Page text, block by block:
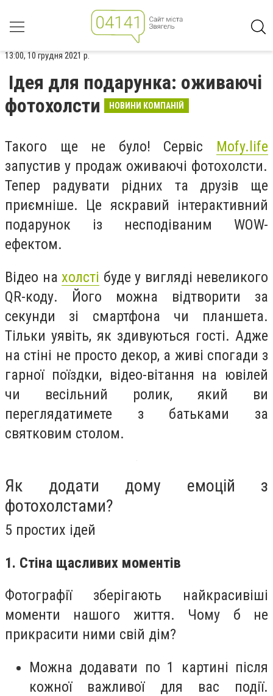
13:00, 10 грудня 2021 р.
Ідея для подарунка: оживаючі
фотохолсти
НОВИНИ КОМПАНІЙ
Такого ще не було! Сервіс Mofy.life
запустив у продаж оживаючі фотохолсти.
Тепер радувати рідних та друзів ще
приємніше. Це яскравий інтерактивний
подарунок із несподіваним WOW-
ефектом.
Відео на холсті буде у вигляді невеликого
QR-коду. Його можна відтворити за
секунди зі смартфона чи планшета.
Тільки уявіть, як здивуються гості. Адже
на стіні не просто декор, а живі спогади з
гарної поїздки, відео-вітання на ювілей
чи весільний ролик, який ви
переглядатимете з батьками за
святковим столом.
Як додати дому емоцій з
фотохолстами?
5 простих ідей
1. Стіна щасливих моментів
Фотографії зберігають найкрасивіші
моменти нашого життя. Чому б не
прикрасити ними свій дім?
Можна додавати по 1 картині після
кожної важливої ​​для вас події.